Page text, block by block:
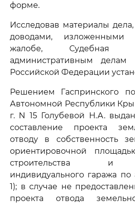
форме.
Исследовав материалы
доводами, изложенными
жалобе, Судебная
административным делам
Российской Федерации
Решением Гаспринского
Автономной Республики
г. N 15 Голубевой Н.А.
составление проекта
отводу в собственность
ориентировочной
строительства и
индивидуального гаража по
1); в случае не
проекта отвода